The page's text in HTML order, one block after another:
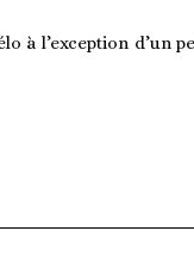
à l’exception d’un